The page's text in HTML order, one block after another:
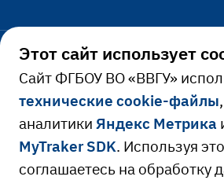
Официально
Сведения об
организации
Сведения о доходах
Ресурсы и сервисы
Расписание занятий
Этот сайт использует
Cайт ФГБОУ ВО «ВВГУ»
технические cookie-файлы
аналитикиЯндекс Метрика
MyTraker SDK. Используя
соглашаетесь на обработку